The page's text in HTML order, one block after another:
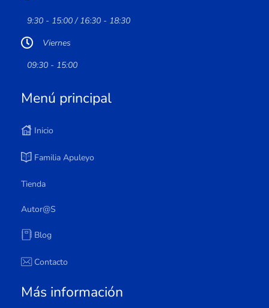
9:30 - 15:00 / 16:30 - 18:30
Viernes
09:30 - 15:00
Menú principal
Inicio
Familia Apuleyo
Tienda
Autor@s
Blog
Contacto
Más información